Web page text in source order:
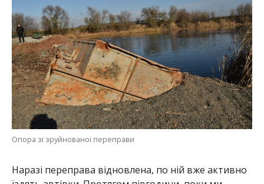
Опора зі зруйнованої переправи
Наразі переправа відновлена, по ній вже активно